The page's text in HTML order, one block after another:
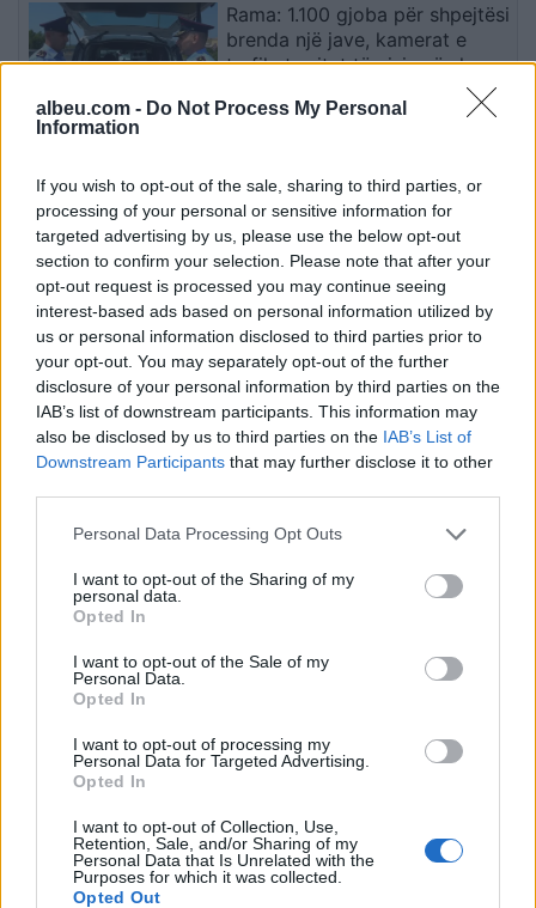
albeu.com - Do Not Process My Personal
Information
If you wish to opt-out of the sale, sharing to third parties, or
processing of your personal or sensitive information for
targeted advertising by us, please use the below opt-out
section to confirm your selection. Please note that after your
opt-out request is processed you may continue seeing
interest-based ads based on personal information utilized by
us or personal information disclosed to third parties prior to
your opt-out. You may separately opt-out of the further
disclosure of your personal information by third parties on the
IAB’s list of downstream participants. This information may
also be disclosed by us to third parties on the IAB’s List of
Downstream Participants that may further disclose it to other
Personal Data Processing Opt Outs
I want to opt-out of the Sharing of my
personal data.
Opted In
I want to opt-out of the Sale of my
Personal Data.
Opted In
I want to opt-out of processing my
Personal Data for Targeted Advertising.
Opted In
I want to opt-out of Collection, Use,
Retention, Sale, and/or Sharing of my
Personal Data that Is Unrelated with the
Purposes for which it was collected.
Opted Out
Rama: 1.100 gjoba për shpejtësi
brenda një jave, kamerat e
trafikut pritet të nisin së shpejti
ndezjen e zjarreve në
Makedonski Brod dhe Dollnen
Për herë të parë, inteligjenca
artificiale përdoret për
projektimin e viruseve të rinj
Gjykata gjermane shpall të
paligjshëm përdorimin e
këngëve të mbrojtura nga
Suno
Gjatë testeve të sigurisë,